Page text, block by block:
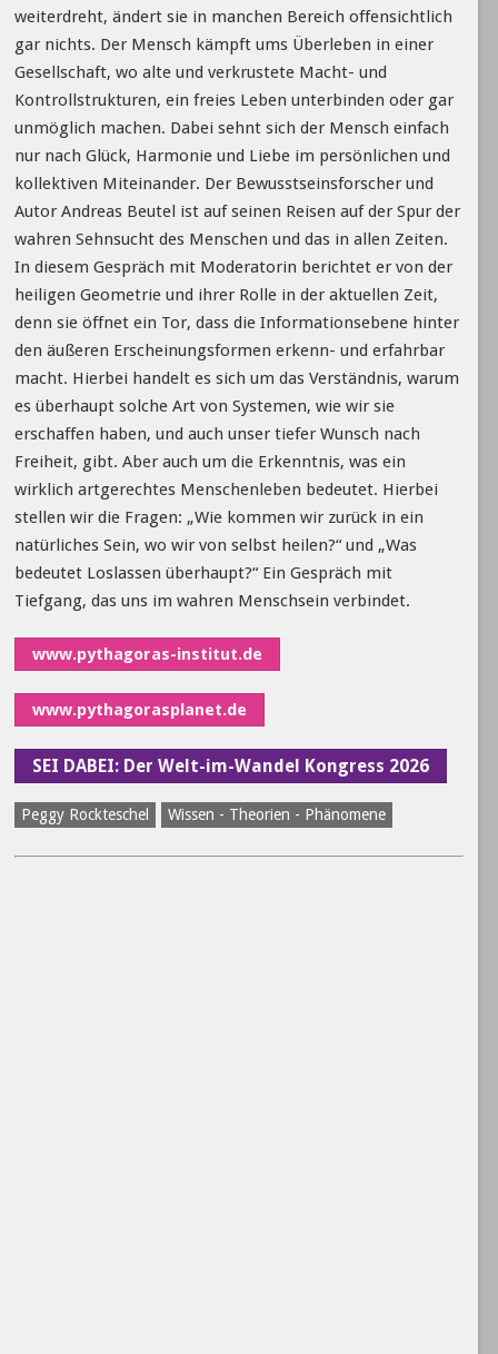
weiterdreht, ändert sie in manchen Bereich offensichtlich
gar nichts. Der Mensch kämpft ums Überleben in einer
Gesellschaft, wo alte und verkrustete Macht- und
Kontrollstrukturen, ein freies Leben unterbinden oder gar
unmöglich machen. Dabei sehnt sich der Mensch einfach
nur nach Glück, Harmonie und Liebe im persönlichen und
kollektiven Miteinander. Der Bewusstseinsforscher und
Autor Andreas Beutel ist auf seinen Reisen auf der Spur der
wahren Sehnsucht des Menschen und das in allen Zeiten.
In diesem Gespräch mit Moderatorin berichtet er von der
heiligen Geometrie und ihrer Rolle in der aktuellen Zeit,
denn sie öffnet ein Tor, dass die Informationsebene hinter
den äußeren Erscheinungsformen erkenn- und erfahrbar
macht. Hierbei handelt es sich um das Verständnis, warum
es überhaupt solche Art von Systemen, wie wir sie
erschaffen haben, und auch unser tiefer Wunsch nach
Freiheit, gibt. Aber auch um die Erkenntnis, was ein
wirklich artgerechtes Menschenleben bedeutet. Hierbei
stellen wir die Fragen: „Wie kommen wir zurück in ein
natürliches Sein, wo wir von selbst heilen?“ und „Was
bedeutet Loslassen überhaupt?“ Ein Gespräch mit
Tiefgang, das uns im wahren Menschsein verbindet.
www.pythagoras-institut.de
www.pythagorasplanet.de
SEI DABEI: Der Welt-im-Wandel Kongress 2026
Peggy Rockteschel Wissen - Theorien - Phänomene